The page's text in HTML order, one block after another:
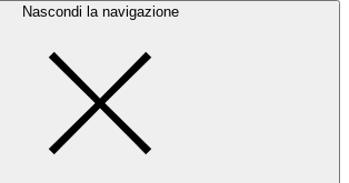
Nascondi la navigazione